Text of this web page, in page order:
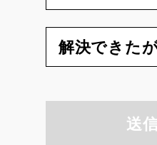
解決できた
送